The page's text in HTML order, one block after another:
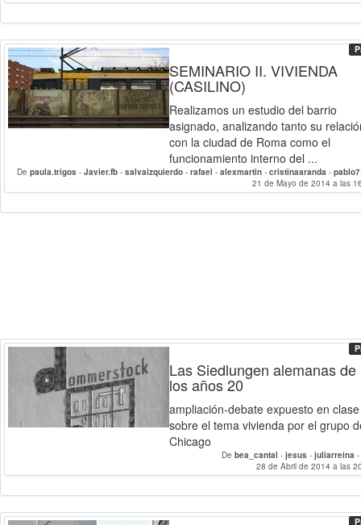
SEMINARIO II. VIVIENDA
(CASILINO)
Realizamos un estudio del barrio
asignado, analizando tanto su
con la ciudad de Roma como el
funcionamiento interno del ...
De paula.trigos - Javier.fb - salvaizquierdo - rafael - alexmartin - cristinaaranda -
21 de Mayo de 2014 a las
Las Siedlungen alemanas de
los años 20
ampliación-debate expuesto en clase
sobre el tema vivienda por el grupo
Chicago
De bea_cantal - jesus - juliarreina -
28 de Abril de 2014 a las